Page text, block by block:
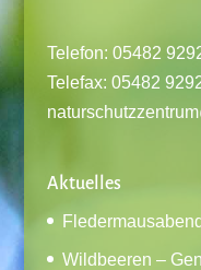
Telefon: 05482
Telefax: 05482
Aktuelles
Wildbeeren –